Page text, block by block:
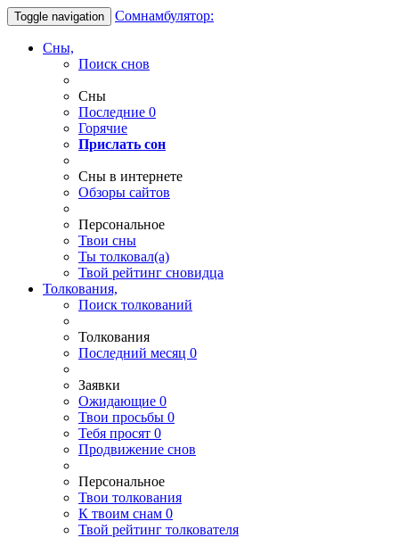
Toggle navigation Сомнамбулятор:
Сны,
Поиск снов
Сны
Последние 0
Горячие
Прислать сон
Сны в интернете
Обзоры сайтов
Персональное
Твои сны
Ты толковал(а)
Твой рейтинг сновидца
Толкования,
Поиск толкований
Толкования
Последний месяц 0
Заявки
Ожидающие 0
Твои просьбы 0
Тебя просят 0
Продвижение снов
Персональное
Твои толкования
К твоим снам 0
Твой рейтинг толкователя